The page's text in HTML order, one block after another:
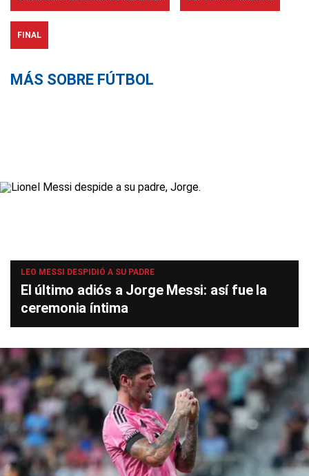
FINAL
MÁS SOBRE FÚTBOL
LEO MESSI DESPIDIÓ A SU PADRE
El último adiós a Jorge Messi: así fue la
ceremonia íntima